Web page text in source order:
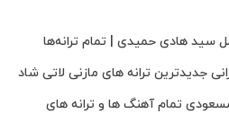
سید هادی حمیدی | تمام ترانه‌ها
جدیدترین ترانه های مازنی لاتی شاد
تمام آهنگ‌ ها و ترانه‌ های